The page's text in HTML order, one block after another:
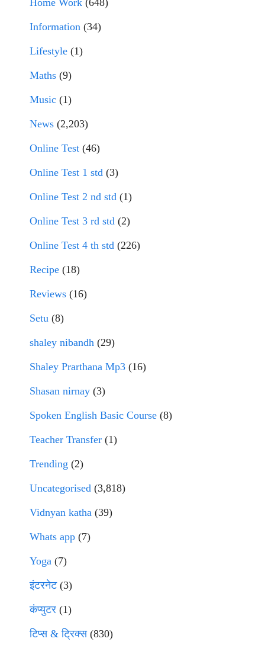
Information (34)
Lifestyle (1)
Maths (9)
Music (1)
News (2,203)
Online Test (46)
Online Test 1 std (3)
Online Test 2 nd std (1)
Online Test 3 rd std (2)
Online Test 4 th std (226)
Recipe (18)
Reviews (16)
Setu (8)
shaley nibandh (29)
Shaley Prarthana Mp3 (16)
Shasan nirnay (3)
Spoken English Basic Course (8)
Teacher Transfer (1)
Trending (2)
Uncategorised (3,818)
Vidnyan katha (39)
Whats app (7)
Yoga (7)
इंटरनेट(3)
कंप्युटर (1)
टिप्स & ट्रिक्स(830)